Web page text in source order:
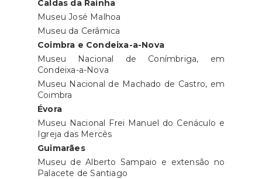
Caldas da Rainha
Museu José Malhoa
Museu da Cerâmica
Coimbra e Condeixa-a-Nova
Museu Nacional de Conímbriga, em
Condeixa-a-Nova
Museu Nacional de Machado de Castro, em
Coimbra
Évora
Museu Nacional Frei Manuel do Cenáculo e
Igreja das Mercês
Guimarães
Museu de Alberto Sampaio e extensão no
Palacete de Santiago